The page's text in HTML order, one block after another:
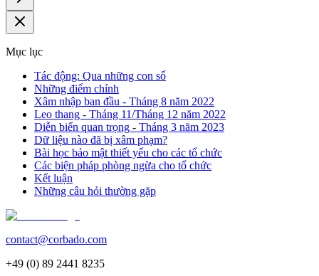
Mục lục
Tác động: Qua những con số
Những điểm chính
Xâm nhập ban đầu - Tháng 8 năm 2022
Leo thang - Tháng 11/Tháng 12 năm 2022
Diễn biến quan trọng - Tháng 3 năm 2023
Dữ liệu nào đã bị xâm phạm?
Bài học bảo mật thiết yếu cho các tổ chức
Các biện pháp phòng ngừa cho tổ chức
Kết luận
Những câu hỏi thường gặp
contact@corbado.com
+49 (0) 89 2441 8235